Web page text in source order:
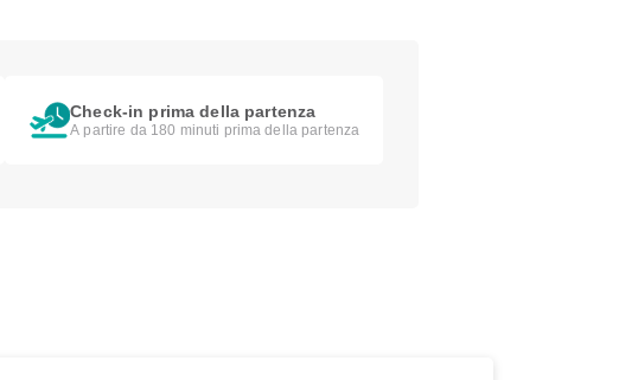
Check-in prima della partenza
A partire da 180 minuti prima della partenza